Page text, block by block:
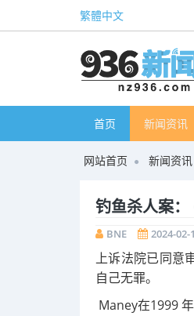
繁體中文
首页 新闻资讯
网站首页 新闻资讯
钓鱼杀人案
BNE 2024-02-
上诉法院已同意
自己无罪。
Maney在1999